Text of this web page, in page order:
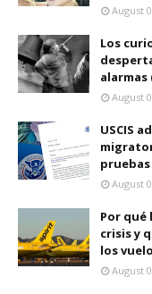
August
Los
alarmas
August
USCIS
pruebas
August
Por qué
crisis y
los
August